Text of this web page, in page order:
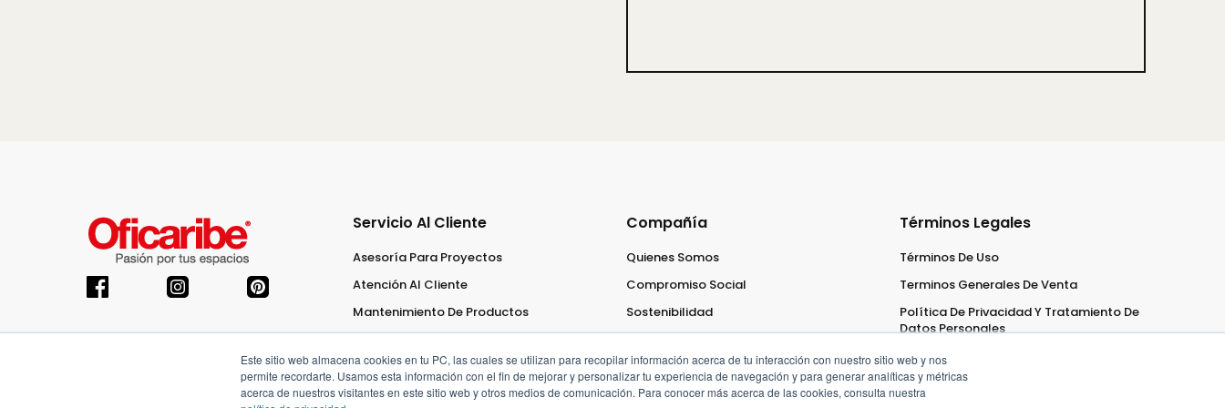
Este sitio web almacena cookies en tu PC, las cuales se utilizan para recopilar información acerca de tu interacción con nuestro sitio web y nos
permite recordarte. Usamos esta información con el fin de mejorar y personalizar tu experiencia de navegación y para generar analíticas y métricas
acerca de nuestros visitantes en este sitio web y otros medios de comunicación. Para conocer más acerca de las cookies, consulta nuestra
Servicio Al Cliente
Asesoría Para Proyectos
Atención Al Cliente
Mantenimiento De Productos
Compañía
Quienes Somos
Compromiso Social
Sostenibilidad
Términos Legales
Términos De Uso
Terminos Generales De Venta
Política De Privacidad Y Tratamiento De
Datos Personales